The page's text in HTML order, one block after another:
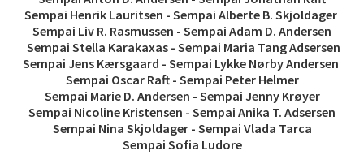
Sempai Henrik Lauritsen - Sempai Alberte B. Skjoldager
Sempai Liv R. Rasmussen - Sempai Adam D. Andersen
Sempai Stella Karakaxas - Sempai Maria Tang Adsersen
Sempai Jens Kærsgaard - Sempai Lykke Nørby Andersen
Sempai Oscar Raft - Sempai Peter Helmer
Sempai Marie D. Andersen - Sempai Jenny Krøyer
Sempai Nicoline Kristensen - Sempai Anika T. Adsersen
Sempai Nina Skjoldager - Sempai Vlada Tarca
Sempai Sofia Ludore